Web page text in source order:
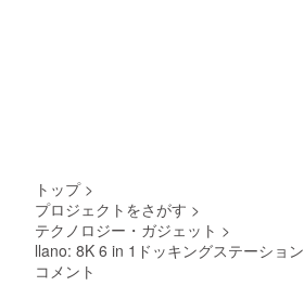
トップ >
プロジェクトをさがす >
テクノロジー・ガジェット >
llano: 8K 6 in 1ドッキングステーション
コメント